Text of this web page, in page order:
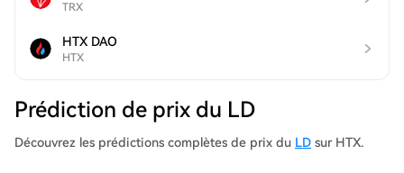
TRX
HTX DAO
HTX
Prédiction de prix du LD
Découvrez les prédictions complètes de prix du LD sur HTX.